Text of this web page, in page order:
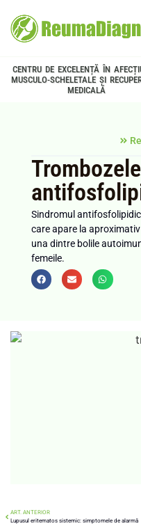
CENTRU DE EXCELENȚĂ ÎN
MUSCULO-SCHELETALE ȘI
MEDICALĂ
Sindromul
care apare la
una dintre bolile
femeile.
ART. ANTERIOR
Lupusul eritematos sistemic: simptomele de alarmă